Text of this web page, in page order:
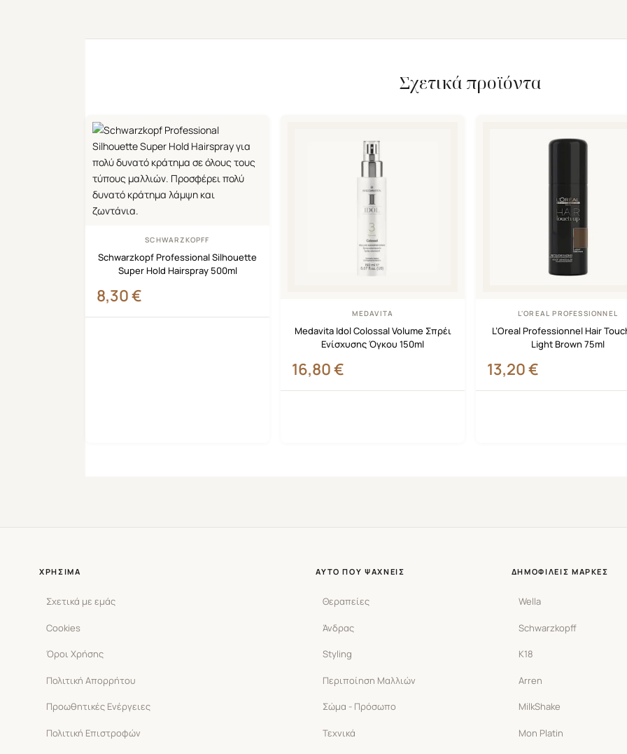
Σχετικά προϊόντα
SCHWARZKOPFF
Schwarzkopf Professional Silhouette
Super Hold Hairspray 500ml
8,30€
MEDAVITA
Medavita Idol Colossal Volume Σπρέι
Ενίσχυσης Όγκου 150ml
16,80€
L'OREAL PROFESSIONNEL
L’Oreal Professionnel Hair
Light Brown 75ml
13,20€
ΧΡΉΣΙΜΑ
Σχετικά με εμάς
Cookies
Όροι Χρήσης
Πολιτική Απορρήτου
Προωθητικές Ενέργειες
Πολιτική Επιστροφών
ΑΥΤΌ ΠΟΥ ΨΆΧΝΕΙΣ
Θεραπείες
Άνδρας
Styling
Περιποίηση Μαλλιών
Σώμα - Πρόσωπο
Τεχνικά
ΔΗΜΟΦΙΛΕΊΣ ΜΆΡΚΕΣ
Wella
Schwarzkopff
K18
Arren
MilkShake
Mon Platin